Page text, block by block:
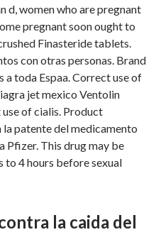
d, women who are pregnant
pregnant soon ought to
Finasteride tablets.
con otras personas. Brand
a toda Espaa. Correct use of
jet mexico Ventolin
of cialis. Product
patente del medicamento
Pfizer. This drug may be
to 4 hours before sexual
la caida del